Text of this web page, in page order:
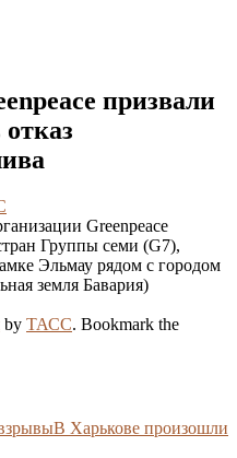
призвали
Greenpeace
Группы семи (G7),
Эльмау рядом с городом
земля Бавария)
by ТАСС. Bookmark the
В Харькове произошли